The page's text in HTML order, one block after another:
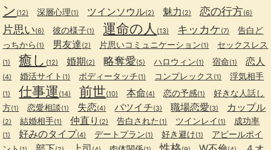
ン (12) 深層心理(1) ツインソウル(2) 魅力 (2) 恋の行方(6)
片思い(6) 彼の様子(1) 運命の人 (13) キッカケ(7)
告白ど
っちから (1) 男友達(2) 片思いコミュニケーション(1) セックスレス
(1) 癒し (12) 婚期(2) 略奪愛(5) ハロウィン(1) 宿命(1) 恋人
(4) 婚活サイト (1) ボディータッチ(1) コンプレックス (1) 浮気相手
(1) 仕事運 (14) 前世(10) 本命(4) 恋の予感(1)
好きな人話し
方(1) 恋愛相談(1) 失恋(4) バツイチ(3) 職場恋愛(3) カップル
(2) 結婚相手(1) 仲直り (2) 告白された (1) ツインレイ (1) 成功率
(1) 好みのタイプ(4) デートプラン(1) 好き避け(1)
アピールポイ